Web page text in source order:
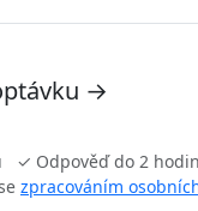
→
✓ Odpověď do 2 hodin
zpracováním